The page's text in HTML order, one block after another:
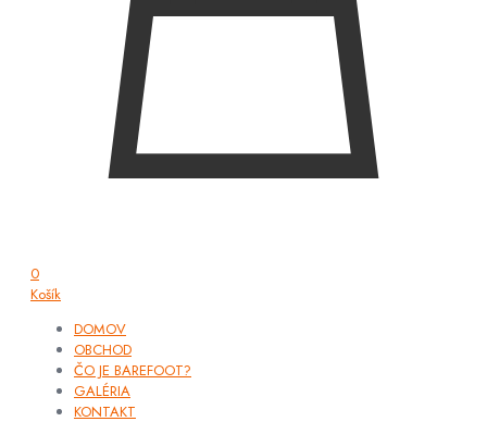
0
Košík
DOMOV
OBCHOD
ČO JE BAREFOOT?
GALÉRIA
KONTAKT